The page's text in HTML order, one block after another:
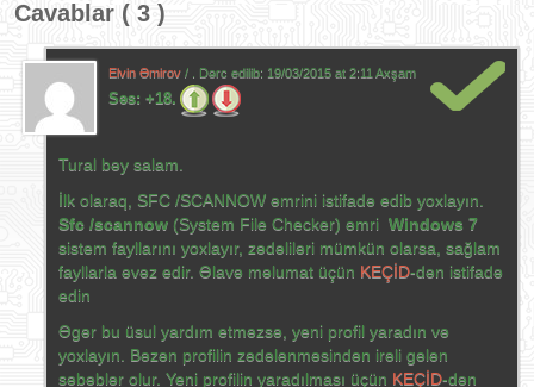
Cavablar ( 3 )
Elvin Əmirov / . Dərc edilib: 19/03/2015 at 2:11 Axşam
Səs: +18.
Tural bəy salam.
İlk olaraq, SFC /SCANNOW əmrini istifadə edib yoxlayın.
Sfc /scannow (System File Checker) əmri Windows 7
sistem fayllarını yoxlayır, zədəliləri mümkün olarsa, sağlam
fayllarla əvəz edir. Əlavə məlumat üçün KEÇİD-dən istifadə
edin
Əgər bu üsul yardım etməzsə, yeni profil yaradın və
yoxlayın. Bəzən profilin zədələnməsindən irəli gələn
səbəblər olur. Yeni profilin yaradılması üçün KEÇİD-dən